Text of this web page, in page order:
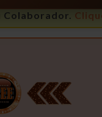
Colaborador.